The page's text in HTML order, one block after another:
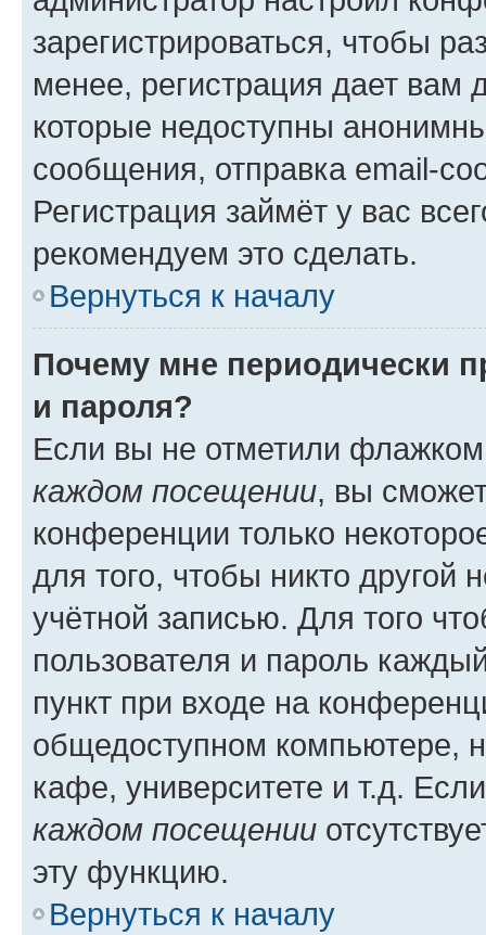
зарегистрироваться, чтобы
менее, регистрация дает вам
которые недоступны
сообщения, отправка email-
Регистрация займёт у вас
рекомендуем это сделать.
Вернуться к началу
Почему мне периодически
и пароля?
Если вы не отметили
каждом посещении, вы
конференции только
для того, чтобы никто другой
учётной записью. Для того
пользователя и пароль
пункт при входе на
общедоступном компьютере,
кафе, университете и т.д.
каждом посещении
эту функцию.
Вернуться к началу